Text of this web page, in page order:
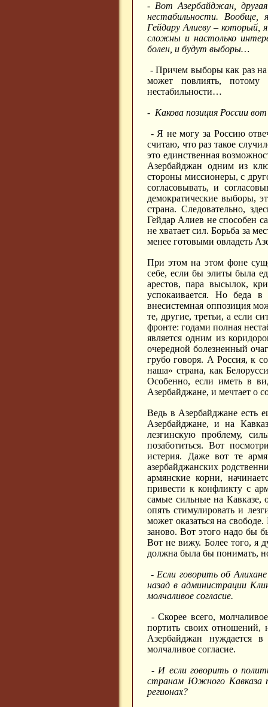
- Вот Азербайджан,
нестабильности. Вообще,
Гейдару Алиеву – который,
сложны и настолько
болен, и будут выборы…
- Причем выборы как раз на
может повлиять,
нестабильности…
- Какова позиция России вот
- Я не могу за Россию
считаю, что раз такое
это единственная
Азербайджан одним из
стороны миссионеры, с
согласовывать, и
демократические выборы,
страна. Следовательно,
Гейдар Алиев не способен
не хватает сил. Борьба за
менее готовыми овладеть
При этом на этом фоне
себе, если бы элиты была
арестов, пара высылок,
успокаивается. Но беда
внесистемная оппозиция
те, другие, третьи, а если
фронте: годами полная
является одним из
очередной болезненный
грубо говоря. А Россия, к
наша» страна, как
Особенно, если иметь в
Азербайджане, и мечтает о
Ведь в Азербайджане есть
Азербайджане, и на
лезгинскую проблему,
позаботиться. Вот
истерия. Даже вот те
азербайджанских
армянские корни,
привести к конфликту с
самые сильные на Кавказе,
опять стимулировать и
может оказаться на
заново. Вот этого надо бы
Вот не вижу. Более того, я
должна была бы понимать,
- Если говорить об
назад в администрации
молчаливое согласие.
- Скорее всего,
портить своих отношений,
Азербайджан нуждается
молчаливое согласие.
- И если говорить о
странам Южного Кавказа
регионах?